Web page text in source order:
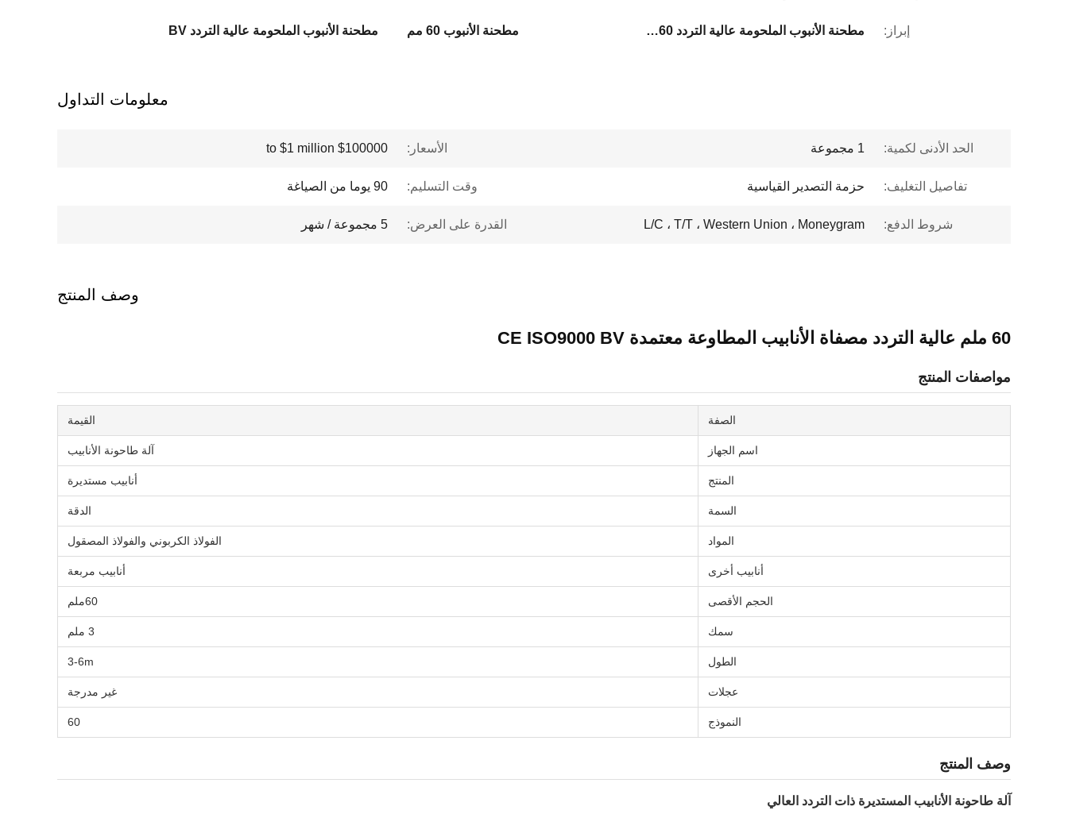
إبراز: مطحنة الأنبوب الملحومة عالية التردد 60 مم مطحنة الأنبوب 60 مم مطحنة الأنبوب الملحومة عالية التردد BV
معلومات التداول
الحد الأدنى لكمية: 1 مجموعة الأسعار: $100000 to $1 million
تفاصيل التغليف: حزمة التصدير القياسية وقت التسليم: 90 يوما من الصياغة
شروط الدفع: L/C ، T/T ، Western Union ، Moneygram القدرة على العرض: 5 مجموعة / شهر
وصف المنتج
60 ملم عالية التردد مصفاة الأنابيب المطاوعة معتمدة CE ISO9000 BV
مواصفات المنتج
الصفة القيمة
اسم الجهاز آلة طاحونة الأنابيب
المنتج أنابيب مستديرة
السمة الدقة
المواد الفولاذ الكربوني والفولاذ المصقول
أنابيب أخرى أنابيب مربعة
الحجم الأقصى 60ملم
سمك 3 ملم
الطول 3-6m
عجلات غير مدرجة
النموذج 60
وصف المنتج
آلة طاحونة الأنابيب المستديرة ذات التردد العالي